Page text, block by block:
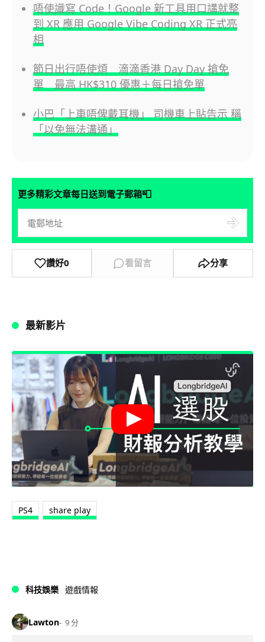
唔使識寫 Code！Google 新工具用口講就整
到 XR 應用 Google Vibe Coding XR 正式亮
相
節日出行唔使煩 滴滴香港 Day Day 搶免
單 最高 HK$310 優惠＋每日搶免單
小巴「上車唔俾戴耳機」 司機車上貼告示 稱
「以免無法溝通」
更多精彩文章每日送到電子郵箱📮
讚好0 看留言 分享
最新影片
PS4 share play
科技娛樂 遊戲情報
Lawton 9 分